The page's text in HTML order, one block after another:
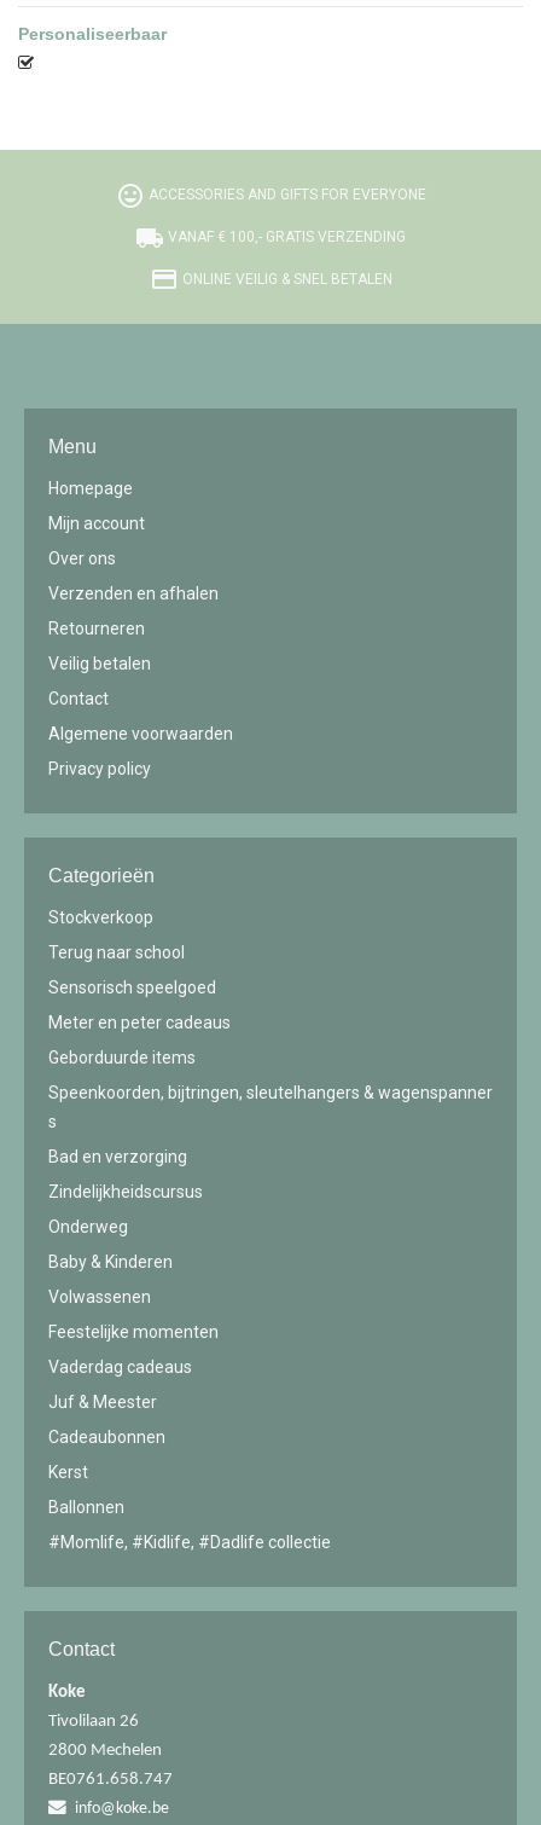
Personaliseerbaar
tag_faces ACCESSORIES AND GIFTS FOR EVERYONE
local_shipping VANAF € 100,- GRATIS VERZENDING
credit_card ONLINE VEILIG & SNEL BETALEN
Menu
Homepage
Mijn account
Over ons
Verzenden en afhalen
Retourneren
Veilig betalen
Contact
Algemene voorwaarden
Privacy policy
Categorieën
Stockverkoop
Terug naar school
Sensorisch speelgoed
Meter en peter cadeaus
Geborduurde items
Speenkoorden, bijtringen, sleutelhangers & wagenspanner
s
Bad en verzorging
Zindelijkheidscursus
Onderweg
Baby & Kinderen
Volwassenen
Feestelijke momenten
Vaderdag cadeaus
Juf & Meester
Cadeaubonnen
Kerst
Ballonnen
#Momlife, #Kidlife, #Dadlife collectie
Contact
Koke
Tivolilaan 26
2800 Mechelen
BE0761.658.747
info@koke.be